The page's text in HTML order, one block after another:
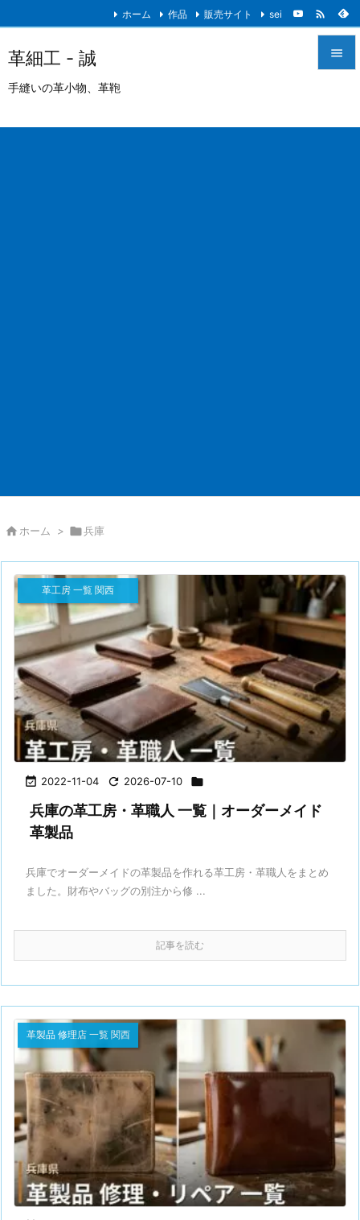
革細工 - 誠
手縫いの革小物、革鞄


ホーム 作品 販売サイト sei 
 ホーム > 兵庫
 2022-11-04  2026-07-10 
革工房 一覧 関西
兵庫の革工房・革職人 一覧｜オーダーメイド
革製品
兵庫でオーダーメイドの革製品を作れる革工房・革職人をまとめ
ました。財布やバッグの別注から修 ...
記事を読む
革製品 修理店 一覧 関西